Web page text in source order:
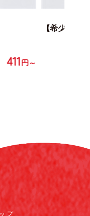
411円～
【希少品種
プ